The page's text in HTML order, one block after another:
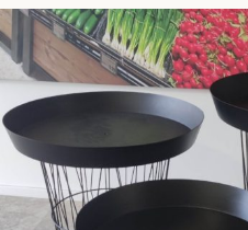
NEUHEITEN
Körbe
Zubehör
Zweitplatzierung